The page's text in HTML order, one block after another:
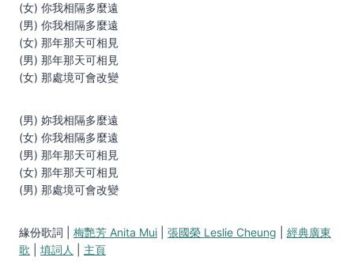
(女) 你我相隔多麼遠
(男) 你我相隔多麼遠
(女) 那年那天可相見
(男) 那年那天可相見
(女) 那處境可會改變
(男) 妳我相隔多麼遠
(女) 你我相隔多麼遠
(男) 那年那天可相見
(女) 那年那天可相見
(男) 那處境可會改變
緣份歌詞 | 梅艷芳 Anita Mui 張國榮 Leslie Cheung
經典廣東
歌
填詞人 主頁